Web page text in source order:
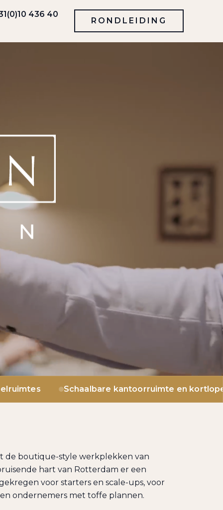
436 40
RONDLEIDING
kantoorruimte en kortlopende
de boutique-style werkplekken van
hart van Rotterdam er een
voor starters en scale-ups, voor
ondernemers met toffe plannen.